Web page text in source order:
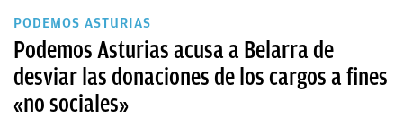
PODEMOS ASTURIAS
Podemos Asturias acusa a Belarra de
desviar las donaciones de los cargos a fines
«no sociales»